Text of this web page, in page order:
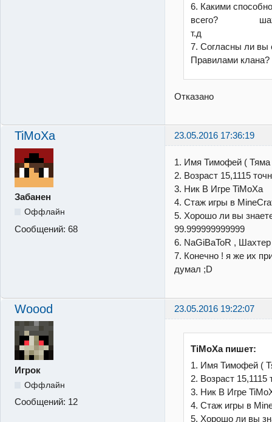
6. Какими
всего? шахтер
т.д
7. Согласны ли вы
Правилами клана?
Отказано
TiMoXa 23.05.2016 17:36:19
Забанен
Оффлайн
Сообщений: 68
1. Имя Тимофей ( Тяма
2. Возраст 15,1115
3. Ник В Игре TiMoXa
4. Стаж игры в
5. Хорошо ли вы
99.999999999999
6. NaGiBaToR ,
7. Конечно ! я же их
думал ;D
Woood 23.05.2016 19:22:07
Игрок
Оффлайн
Сообщений: 12
TiMoXa пишет:
1. Имя Тимофей (
2. Возраст
3. Ник В Игре
4. Стаж игры в
5. Хорошо ли вы